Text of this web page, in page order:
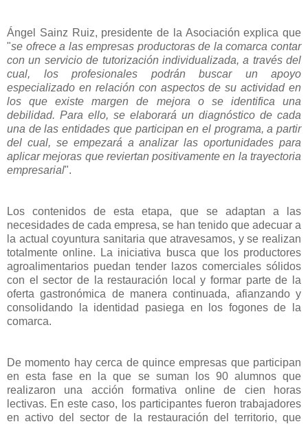
Ángel Sainz Ruiz, presidente de la Asociación explica que
"se ofrece a las empresas productoras de la comarca contar
con un servicio de tutorización individualizada, a través del
cual, los profesionales podrán buscar un apoyo
especializado en relación con aspectos de su actividad en
los que existe margen de mejora o se identifica una
debilidad. Para ello, se elaborará un diagnóstico de cada
una de las entidades que participan en el programa, a partir
del cual, se empezará a analizar las oportunidades para
aplicar mejoras que reviertan positivamente en la trayectoria
empresarial".
Los contenidos de esta etapa, que se adaptan a las
necesidades de cada empresa, se han tenido que adecuar a
la actual coyuntura sanitaria que atravesamos, y se realizan
totalmente online. La iniciativa busca que los productores
agroalimentarios puedan tender lazos comerciales sólidos
con el sector de la restauración local y formar parte de la
oferta gastronómica de manera continuada, afianzando y
consolidando la identidad pasiega en los fogones de la
comarca.
De momento hay cerca de quince empresas que participan
en esta fase en la que se suman los 90 alumnos que
realizaron una acción formativa online de cien horas
lectivas. En este caso, los participantes fueron trabajadores
en activo del sector de la restauración del territorio, que